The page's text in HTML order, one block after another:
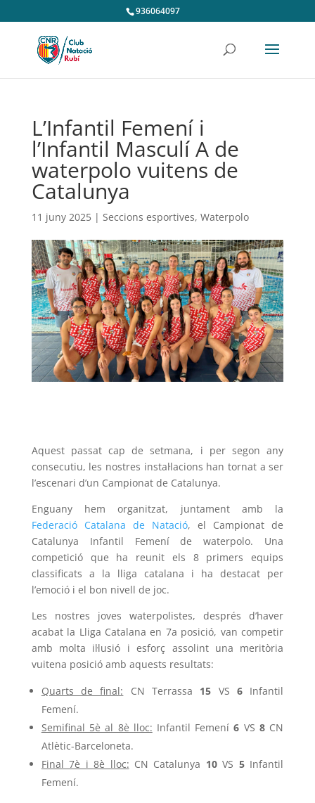
936064097
L’Infantil Femení i
l’Infantil Masculí A de
waterpolo vuitens de
Catalunya
11 juny 2025| Seccions esportives, Waterpolo
Aquest passat cap de setmana, i per segon any
consecutiu, les nostres instal·lacions han tornat a ser
l’escenari d’un Campionat de Catalunya.
Enguany hem organitzat, juntament amb la
Federació Catalana de Natació, el Campionat de
Catalunya Infantil Femení de waterpolo. Una
competició que ha reunit els 8 primers equips
classificats a la lliga catalana i ha destacat per
l’emoció i el bon nivell de joc.
Les nostres joves waterpolistes, després d’haver
acabat la Lliga Catalana en 7a posició, van competir
amb molta il·lusió i esforç assolint una meritòria
vuitena posició amb aquests resultats:
Quarts de final: CN Terrassa 15 VS 6Infantil
Femení.
Semifinal 5è al 8è lloc: Infantil Femení6 VS 8CN
Atlètic-Barceloneta.
Final 7è i 8è lloc: CN Catalunya 10VS 5Infantil
Femení.